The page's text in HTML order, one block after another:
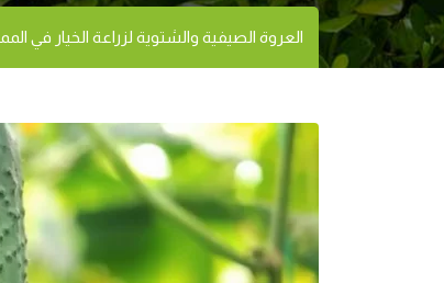
العروة الصيفية والشتوية لزراعة الخيار في